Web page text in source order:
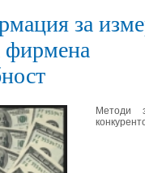
за
фирмена
Методи